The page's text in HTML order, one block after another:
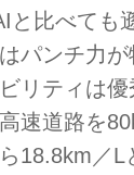
と比べても
パンチ力
リティは
速道路を
18.8km／L